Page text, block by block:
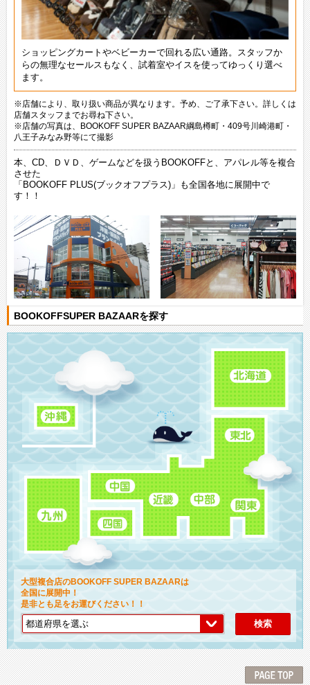
ショッピングカートやベビーカーで回れる広い通路。スタッフか
らの無理なセールスもなく、試着室やイスを使ってゆっくり選べ
ます。
※店舗により、取り扱い商品が異なります。予め、ご了承下さい。詳しくは
店舗スタッフまでお尋ね下さい。
※店舗の写真は、BOOKOFF SUPER BAZAAR綱島樽町・409号川崎港町・
八王子みなみ野等にて撮影
本、CD、ＤＶＤ、ゲームなどを扱うBOOKOFFと、アパレル等を複合
させた
「BOOKOFF PLUS(ブックオフプラス)」も全国各地に展開中で
す！！
BOOKOFFSUPER BAZAARを探す
大型複合店のBOOKOFF SUPER BAZAARは
全国に展開中！
是非とも足をお運びください！！
検索